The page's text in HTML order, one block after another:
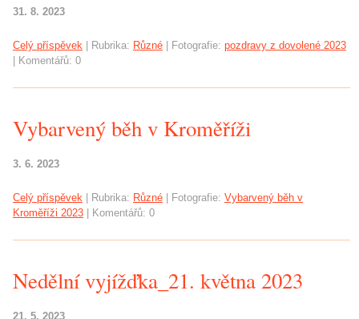
31. 8. 2023
Celý příspěvek Rubrika: Různé Fotografie: pozdravy z dovolené 2023
Komentářů: 0
Vybarvený běh v Kroměříži
3. 6. 2023
Celý příspěvek Rubrika: Různé Fotografie: Vybarvený běh v
Kroměříži 2023
Komentářů: 0
Nedělní vyjížďka_21. května 2023
21. 5. 2023